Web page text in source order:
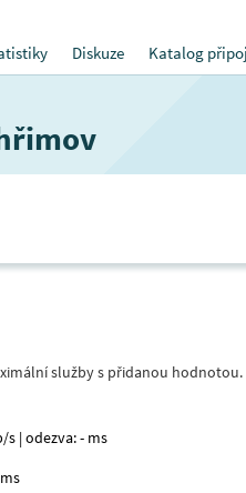
Diskuze Katalog
služby s přidanou
s | odezva: - ms